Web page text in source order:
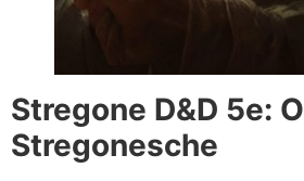
Stregone D&D 5e:
Stregonesche